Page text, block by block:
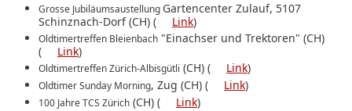
Grosse Jubiläumsaustellung Gartencenter Zulauf, 5107
Schinznach-Dorf (CH) (
Link)
Oldtimertreffen Bleienbach "Einachser und Trektoren" (CH)
(
Link)
Oldtimertreffen Zürich-Albisgütli (CH) ( Link)
Oldtimer Sunday Morning, Zug (CH) ( Link)
100 Jahre TCS Zürich (CH) ( Link)